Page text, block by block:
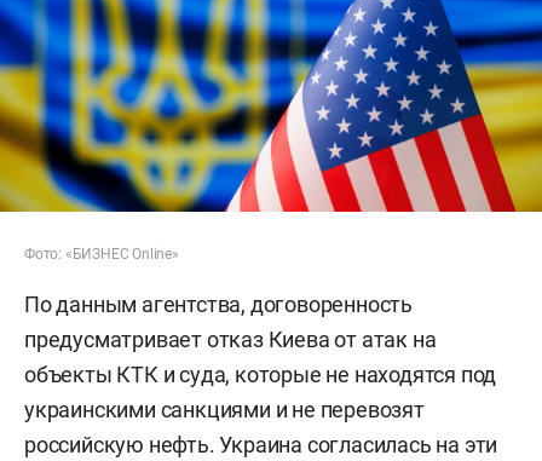
Фото: «БИЗНЕС Online»
По данным агентства, договоренность
предусматривает отказ Киева от атак на
объекты КТК и суда, которые не находятся под
украинскими санкциями и не перевозят
российскую нефть. Украина согласилась на эти